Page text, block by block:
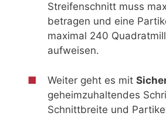
Streifenschnitt muss
betragen und eine
maximal 240
aufweisen.
Weiter geht es mit
geheimzuhaltendes
Schnittbreite und